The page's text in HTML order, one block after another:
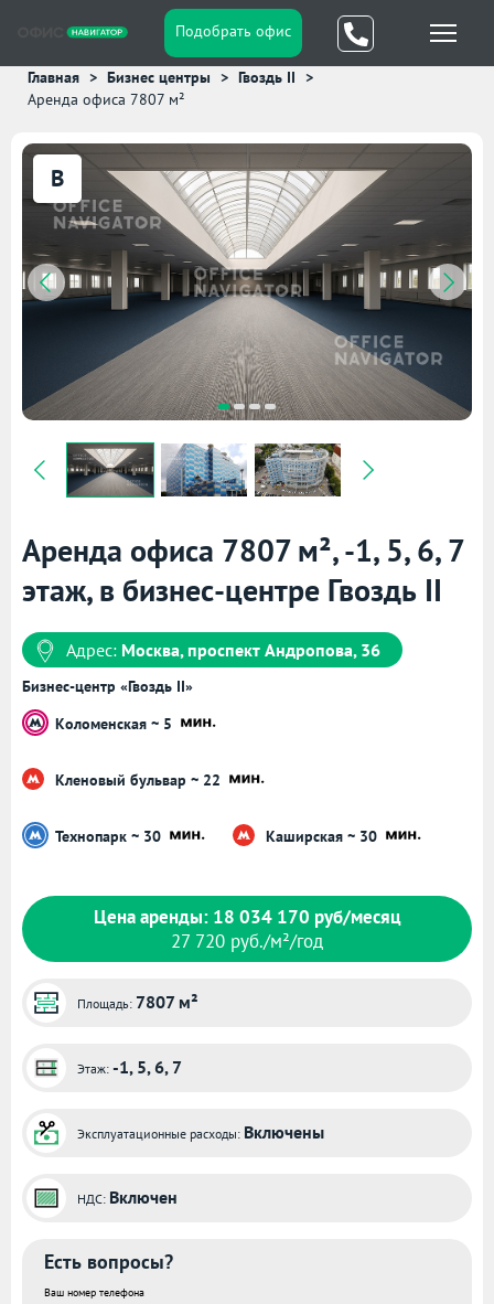
Подобрать офис
Главная Бизнес центры
Гвоздь II
Аренда офиса 7807 м²
B
Аренда офиса 7807 м², -1, 5, 6, 7
этаж, в бизнес-центре Гвоздь II
Адрес: Москва, проспект Андропова, 36
Бизнес-центр «Гвоздь II»
Коломенская ~ 5
Кленовый бульвар ~ 22
Технопарк ~ 30 Каширская ~ 30
Цена аренды: 18 034 170 руб/месяц
27 720 руб./м²/год
Площадь: 7807 м²
Этаж: -1, 5, 6, 7
Эксплуатационные расходы: Включены
НДС: Включен
Есть вопросы?
Ваш номер телефона